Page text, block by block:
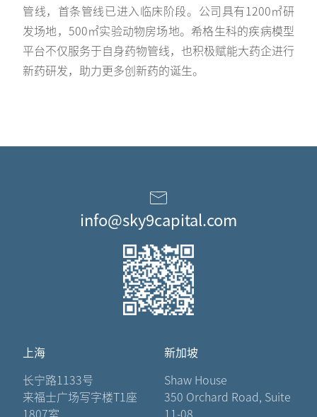
管线，首条管线已进入临床阶段。公司具有1200㎡研
发场地，500㎡实验动物房场地。希格生科的疾病模型
平台不仅服务于自身药物管线，也积极赋能大药企进行
新药研发，助力更多创新药的诞生。
info@sky9capital.com
上海
长宁路1133号
来福士广场写字楼T1座
1807室
新加坡
Shaw House
350 Orchard Road, Suite
11-08